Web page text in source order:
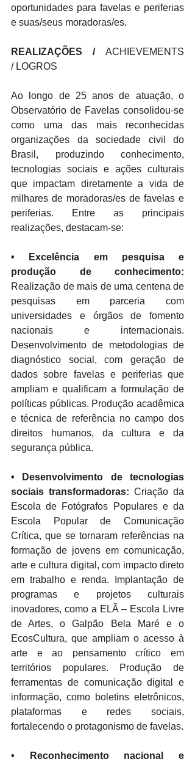
oportunidades para favelas e periferias
e suas/seus moradoras/es.
REALIZAÇÕES / ACHIEVEMENTS
/ LOGROS
Ao longo de 25 anos de atuação, o
Observatório de Favelas consolidou-se
como uma das mais reconhecidas
organizações da sociedade civil do
Brasil, produzindo conhecimento,
tecnologias sociais e ações culturais
que impactam diretamente a vida de
milhares de moradoras/es de favelas e
periferias. Entre as principais
realizações, destacam-se:
• Excelência em pesquisa e
produção de conhecimento:
Realização de mais de uma centena de
pesquisas em parceria com
universidades e órgãos de fomento
nacionais e internacionais.
Desenvolvimento de metodologias de
diagnóstico social, com geração de
dados sobre favelas e periferias que
ampliam e qualificam a formulação de
políticas públicas. Produção acadêmica
e técnica de referência no campo dos
direitos humanos, da cultura e da
segurança pública.
• Desenvolvimento de tecnologias
sociais transformadoras: Criação da
Escola de Fotógrafos Populares e da
Escola Popular de Comunicação
Crítica, que se tornaram referências na
formação de jovens em comunicação,
arte e cultura digital, com impacto direto
em trabalho e renda. Implantação de
programas e projetos culturais
inovadores, como a ELÃ – Escola Livre
de Artes, o Galpão Bela Maré e o
EcosCultura, que ampliam o acesso à
arte e ao pensamento crítico em
territórios populares. Produção de
ferramentas de comunicação digital e
informação, como boletins eletrônicos,
plataformas e redes sociais,
• Reconhecimento nacional e